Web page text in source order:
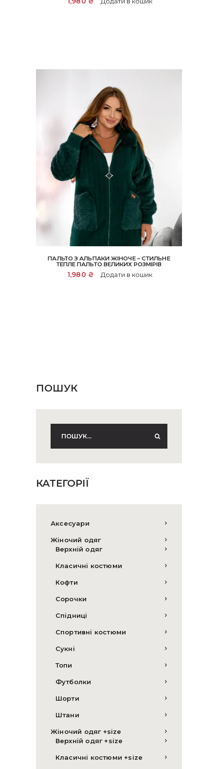
ПАЛЬТО З АЛЬПАКИ ЖІНОЧЕ – СТИЛЬНЕ
ТЕПЛЕ ПАЛЬТО ВЕЛИКИХ РОЗМІРІВ
1,980 ₴ Додати в кошик
ПОШУК
КАТЕГОРІЇ
Аксесуари
Жіночий одяг
Верхній одяг
Класичні костюми
Кофти
Сорочки
Спідниці
Спортивні костюми
Сукні
Топи
Футболки
Шорти
Штани
Жіночий одяг +size
Верхній одяг +size
Класичні костюми +size